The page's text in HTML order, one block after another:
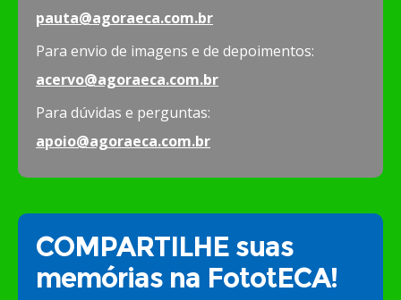
pauta@agoraeca.com.br
Para envio de imagens e de depoimentos:
acervo@agoraeca.com.br
Para dúvidas e perguntas:
apoio@agoraeca.com.br
COMPARTILHE suas
memórias na FototECA!